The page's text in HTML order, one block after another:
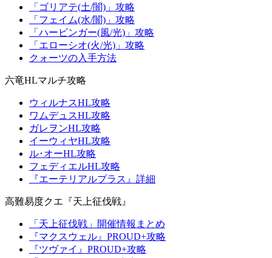
「ゴリアテ(土/闇)」攻略
「フェイム(水/闇)」攻略
「ハービンガー(風/光)」攻略
「エローシオ(火/光)」攻略
クォーツの入手方法
六竜HLマルチ攻略
ウィルナスHL攻略
ワムデュスHL攻略
ガレヲンHL攻略
イーウィヤHL攻略
ル･オーHL攻略
フェディエルHL攻略
『エーテリアルプラス』詳細
高難易度クエ『天上征伐戦』
「天上征伐戦」開催情報まとめ
『マクスウェル』PROUD+攻略
『ツヴァイ』PROUD+攻略